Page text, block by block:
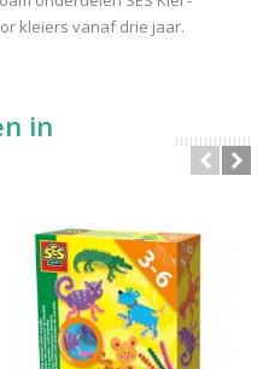
kleiers vanaf drie jaar.
in